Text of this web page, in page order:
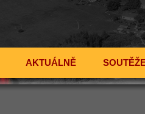
AKTUÁLNĚ